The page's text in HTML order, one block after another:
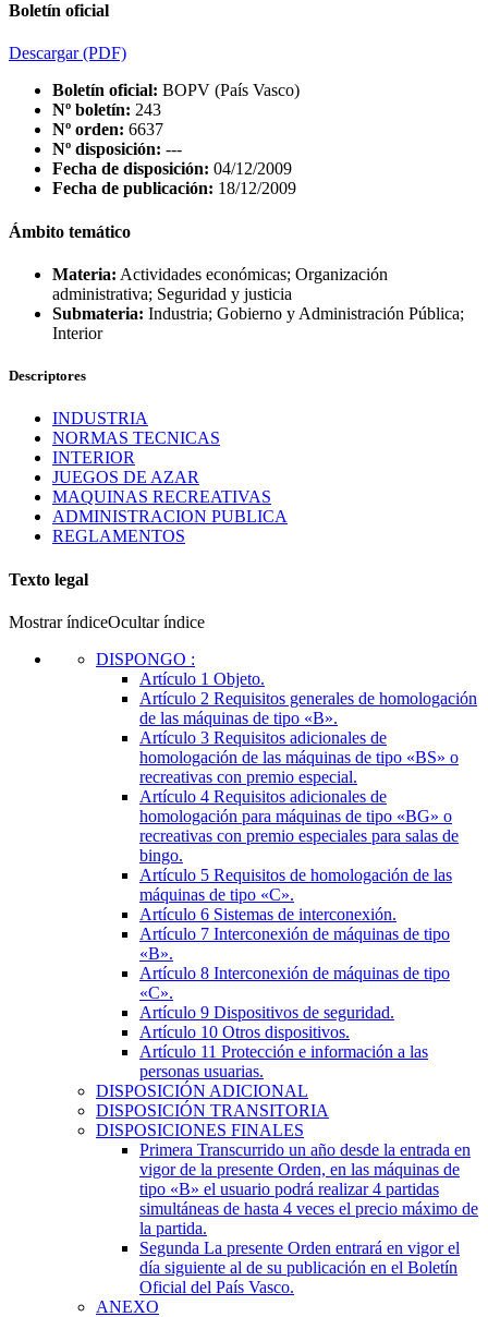
Boletín oficial
Descargar(PDF)
Boletín oficial: BOPV (País Vasco)
Nº boletín: 243
Nº orden: 6637
Nº disposición: ---
Fecha de disposición: 04/12/2009
Fecha de publicación: 18/12/2009
Ámbito temático
Materia: Actividades económicas; Organización
administrativa; Seguridad y justicia
Submateria: Industria; Gobierno y Administración Pública;
Interior
Descriptores
INDUSTRIA
NORMAS TECNICAS
INTERIOR
JUEGOS DE AZAR
MAQUINAS RECREATIVAS
ADMINISTRACION PUBLICA
REGLAMENTOS
Texto legal
Mostrar índiceOcultar índice
DISPONGO :
Artículo 1 Objeto.
Artículo 2 Requisitos generales de homologación
de las máquinas de tipo «B».
Artículo 3 Requisitos adicionales de
homologación de las máquinas de tipo «BS» o
recreativas con premio especial.
Artículo 4 Requisitos adicionales de
homologación para máquinas de tipo «BG» o
recreativas con premio especiales para salas de
bingo.
Artículo 5 Requisitos de homologación de las
máquinas de tipo «C».
Artículo 6 Sistemas de interconexión.
Artículo 7 Interconexión de máquinas de tipo
«B».
Artículo 8 Interconexión de máquinas de tipo
«C».
Artículo 9 Dispositivos de seguridad.
Artículo 10 Otros dispositivos.
Artículo 11 Protección e información a las
personas usuarias.
DISPOSICIÓN ADICIONAL
DISPOSICIÓN TRANSITORIA
DISPOSICIONES FINALES
Primera Transcurrido un año desde la entrada en
vigor de la presente Orden, en las máquinas de
tipo «B» el usuario podrá realizar 4 partidas
simultáneas de hasta 4 veces el precio máximo de
la partida.
Segunda La presente Orden entrará en vigor el
día siguiente al de su publicación en el Boletín
Oficial del País Vasco.
ANEXO